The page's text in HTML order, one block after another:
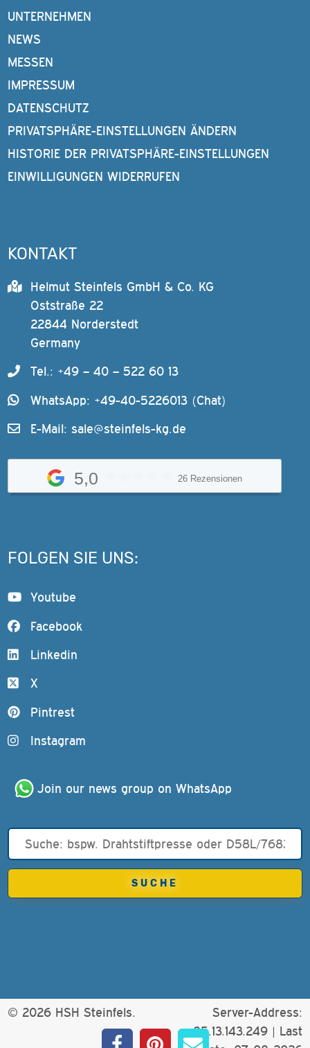
UNTERNEHMEN
NEWS
MESSEN
IMPRESSUM
DATENSCHUTZ
PRIVATSPHÄRE-EINSTELLUNGEN ÄNDERN
HISTORIE DER PRIVATSPHÄRE-EINSTELLUNGEN
EINWILLIGUNGEN WIDERRUFEN
KONTAKT
Helmut Steinfels GmbH & Co. KG
Oststraße 22
22844 Norderstedt
Germany
Tel.: +49 – 40 – 522 60 13
WhatsApp: +49-40-5226013 (Chat)
E-Mail: sale@steinfels-kg.de
5,0 26 Rezensionen
FOLGEN SIE UNS:
Youtube
Facebook
Linkedin
X
Pintrest
Instagram
Join our news group on WhatsApp
© 2026 HSH Steinfels.
Server-Address:
85.13.143.249 | Last